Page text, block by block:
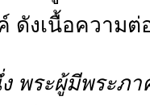
ดังเนื้อความต่
พระผู้มีพระภ